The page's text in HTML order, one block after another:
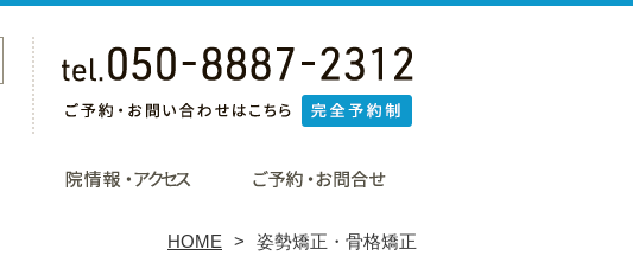
HOME 姿勢矯正・骨格矯正